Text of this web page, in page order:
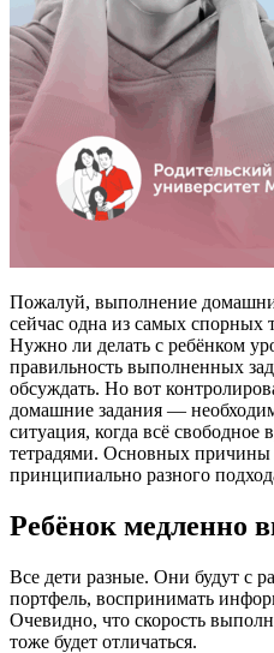
Пожалуй, выполнение
сейчас одна из самых спорных
Нужно ли делать с ребёнком
правильность выполненных
обсуждать. Но вот
домашние задания —
ситуация, когда всё свободное
тетрадями. Основных причины
принципиально разного
Ребёнок медленно
Все дети разные. Они будут с
портфель, воспринимать
Очевидно, что скорость
тоже будет отличаться.